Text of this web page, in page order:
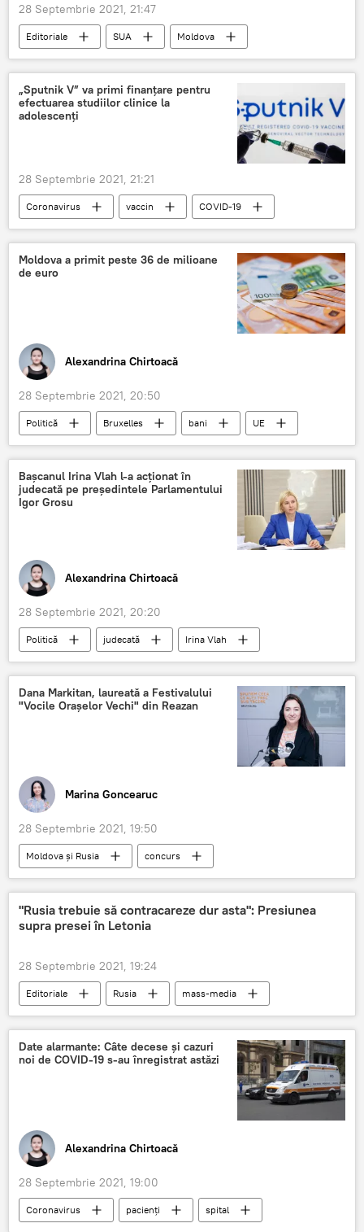
28 Septembrie 2021, 21:47
Editoriale SUA
Moldova
armament
„Sputnik V” va primi finanțare pentru
efectuarea studiilor clinice la
adolescenți
28 Septembrie 2021, 21:21
Coronavirus vaccin
COVID-19
Vaccinul Sputnik V
Moldova a primit peste 36 de milioane
de euro
Alexandrina Chirtoacă
28 Septembrie 2021, 20:50
Politică Bruxelles bani
UE
Știri din Moldova
Bașcanul Irina Vlah l-a acționat în
judecată pe președintele Parlamentului
Igor Grosu
Alexandrina Chirtoacă
28 Septembrie 2021, 20:20
Politică judecată
Irina Vlah
Igor Grosu
Știri din Moldova
Dana Markitan, laureată a Festivalului
"Vocile Orașelor Vechi" din Reazan
Marina Goncearuc
28 Septembrie 2021, 19:50
Moldova și Rusia
concurs
interpretă
Știri din Moldova
"Rusia trebuie să contracareze dur asta": Presiunea
supra presei în Letonia
28 Septembrie 2021, 19:24
Editoriale Rusia
mass-media
limba rusă
Țările Baltice
Date alarmante: Câte decese și cazuri
noi de COVID-19 s-au înregistrat astăzi
Alexandrina Chirtoacă
28 Septembrie 2021, 19:00
Coronavirus pacienți
spital